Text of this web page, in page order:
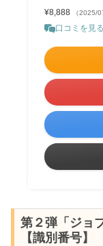
¥8,888 （2025/
口コミを見る
第２弾「ジョ
【識別番号】